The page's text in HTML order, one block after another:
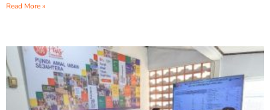
Read More »